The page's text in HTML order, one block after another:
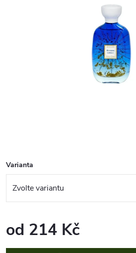
Varianta
od 214 Kč